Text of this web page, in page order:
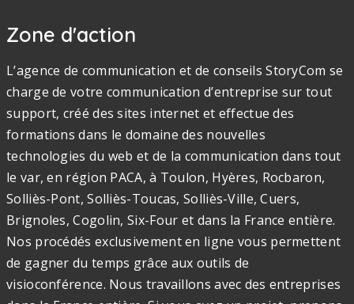
Zone d'action
L’agence de communication et de conseils StoryCom se
charge de votre communication d’entreprise sur tout
support, créé des sites internet et effectue des
formations dans le domaine des nouvelles
technologies du web et de la communication dans tout
le var, en région PACA, à Toulon, Hyères, Rocbaron,
Solliès-Pont, Solliès-Toucas, Solliès-Ville, Cuers,
Brignoles, Cogolin, Six-Four et dans la France entière.
Nos procédés exclusivement en ligne vous permettent
de gagner du temps grâce aux outils de
visioconférence. Nous travaillons avec des entreprises